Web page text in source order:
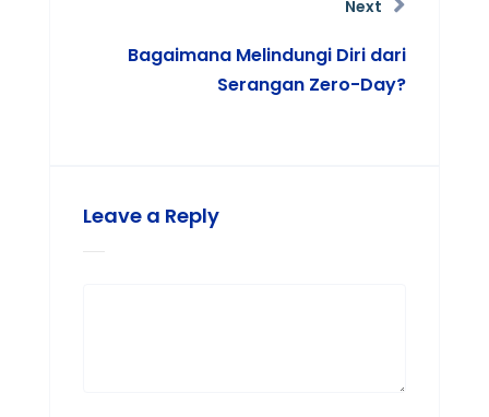
Next
Bagaimana Melindungi Diri dari
Serangan Zero-Day?
Leave a Reply